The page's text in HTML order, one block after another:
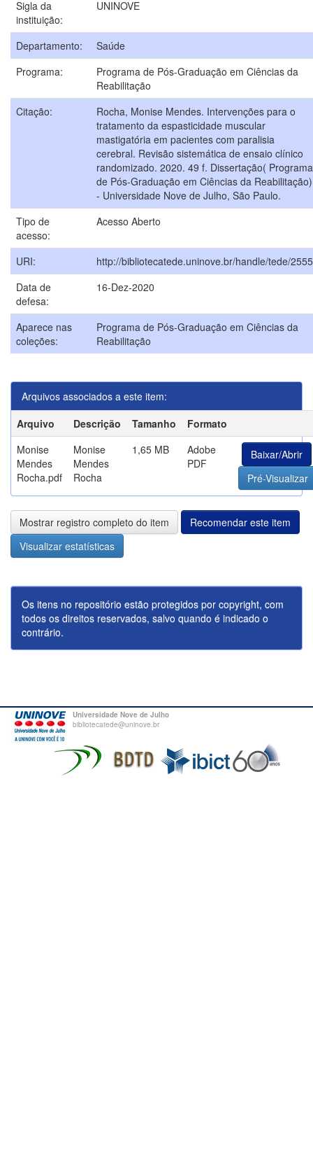
Sigla da
instituição:
UNINOVE
Departamento:
Saúde
Programa:
Programa de Pós-Graduação em Ciências da
Reabilitação
Citação:
Rocha, Monise Mendes. Intervenções para o
tratamento da espasticidade muscular
mastigatória em pacientes com paralisia
cerebral. Revisão sistemática de ensaio clínico
randomizado. 2020. 49 f. Dissertação( Programa
de Pós-Graduação em Ciências da Reabilitação)
- Universidade Nove de Julho, São Paulo.
Tipo de
acesso:
Acesso Aberto
URI:
http://bibliotecatede.uninove.br/handle/tede/2555
Data de
defesa:
16-Dez-2020
Aparece nas
coleções:
Programa de Pós-Graduação em Ciências da
Reabilitação
Arquivos associados a este item:
Arquivo
Descrição Tamanho
Formato
Monise
Mendes
Rocha.pdf
Monise
Mendes
Rocha
1,65 MB
Adobe
PDF
Baixar/Abrir
Pré-Visualizar
Mostrar registro completo do item
Recomendar este item
Visualizar estatísticas
Os itens no repositório estão protegidos por copyright, com
todos os direitos reservados, salvo quando é indicado o
contrário.
Universidade Nove de Julho
bibliotecatede@uninove.br